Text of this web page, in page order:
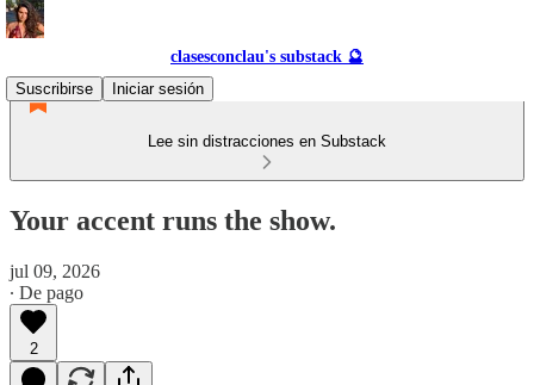
clasesconclau's substack 🔮
Suscribirse
Iniciar sesión
Lee sin distracciones en Substack
Your accent runs the show.
jul 09, 2026
∙ De pago
2